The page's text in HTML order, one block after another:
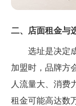
二、店面租金与
选址是决定成
加盟时，品牌方
人流量大、消费
租金可能高达数